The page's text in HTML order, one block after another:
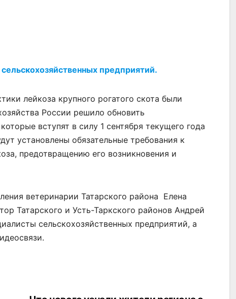
предприятий.
лейкоза крупного рогатого скота были
России решило обновить
вступят в силу 1 сентября текущего года
установлены обязательные требования к
предотвращению его возникновения и
ветеринарии Татарского района Елена
Татарского и Усть-Таркского районов Андрей
сельскохозяйственных предприятий, а